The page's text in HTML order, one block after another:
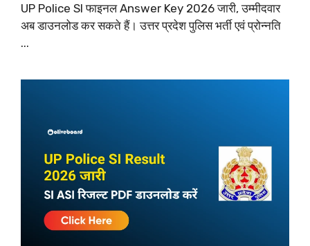
UP Police SI फाइनल Answer Key 2026 जारी, उम्मीदवार
अब डाउनलोड कर सकते हैं। उत्तर प्रदेश पुलिस भर्ती एवं प्रोन्नति
...